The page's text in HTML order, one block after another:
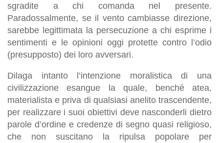
sgradite a chi comanda nel presente.
Paradossalmente, se il vento cambiasse direzione,
sarebbe legittimata la persecuzione a chi esprime i
sentimenti e le opinioni oggi protette contro l’odio
(presupposto) dei loro avversari.
Dilaga intanto l’intenzione moralistica di una
civilizzazione esangue la quale, benché atea,
materialista e priva di qualsiasi anelito trascendente,
per realizzare i suoi obiettivi deve nasconderli dietro
parole d’ordine e credenze di segno quasi religioso,
che non suscitano la ripulsa popolare per